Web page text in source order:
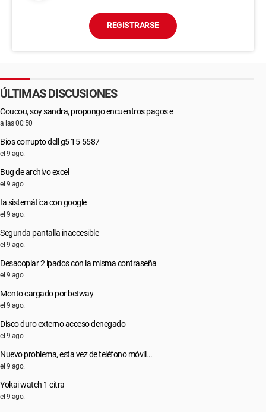
REGISTRARSE
ÚLTIMAS DISCUSIONES
Coucou, soy sandra, propongo encuentros pagos e
a las 00:50
Bios corrupto dell g5 15-5587
el 9 ago.
Bug de archivo excel
el 9 ago.
Ia sistemática con google
el 9 ago.
Segunda pantalla inaccesible
el 9 ago.
Desacoplar 2 ipados con la misma contraseña
el 9 ago.
Monto cargado por betway
el 9 ago.
Disco duro externo acceso denegado
el 9 ago.
Nuevo problema, esta vez de teléfono móvil...
el 9 ago.
Yokai watch 1 citra
el 9 ago.